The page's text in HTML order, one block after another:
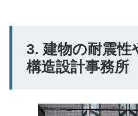
3. 建物の耐震性
構造設計事務所